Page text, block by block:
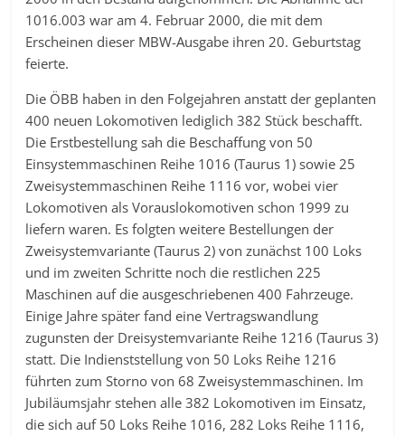
1016.003 war am 4. Februar 2000, die mit dem
Erscheinen dieser MBW-Ausgabe ihren 20. Geburtstag
feierte.
Die ÖBB haben in den Folgejahren anstatt der geplanten
400 neuen Lokomotiven lediglich 382 Stück beschafft.
Die Erstbestellung sah die Beschaffung von 50
Einsystemmaschinen Reihe 1016 (Taurus 1) sowie 25
Zweisystemmaschinen Reihe 1116 vor, wobei vier
Lokomotiven als Vorauslokomotiven schon 1999 zu
liefern waren. Es folgten weitere Bestellungen der
Zweisystemvariante (Taurus 2) von zunächst 100 Loks
und im zweiten Schritte noch die restlichen 225
Maschinen auf die ausgeschriebenen 400 Fahrzeuge.
Einige Jahre später fand eine Vertragswandlung
zugunsten der Dreisystemvariante Reihe 1216 (Taurus 3)
statt. Die Indienststellung von 50 Loks Reihe 1216
führten zum Storno von 68 Zweisystemmaschinen. Im
Jubiläumsjahr stehen alle 382 Lokomotiven im Einsatz,
die sich auf 50 Loks Reihe 1016, 282 Loks Reihe 1116,